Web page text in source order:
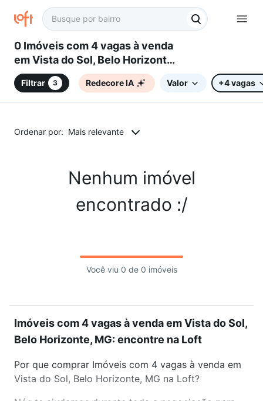
0 Imóveis com 4 vagas à venda
em Vista do Sol, Belo Horizonte,
MG
Filtrar 3 Redecore IA Valor +4 vagas
Ordenar por: Mais relevante
Nenhum imóvel
encontrado :/
Você viu 0 de 0 imóveis
Imóveis com 4 vagas à venda em Vista do Sol,
Belo Horizonte, MG: encontre na Loft
Por que comprar Imóveis com 4 vagas à venda em
Vista do Sol, Belo Horizonte, MG na Loft?